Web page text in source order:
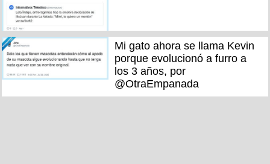
Mi gato ahora se llama Kevin
porque evolucionó a furro a
los 3 años, por
@OtraEmpanada